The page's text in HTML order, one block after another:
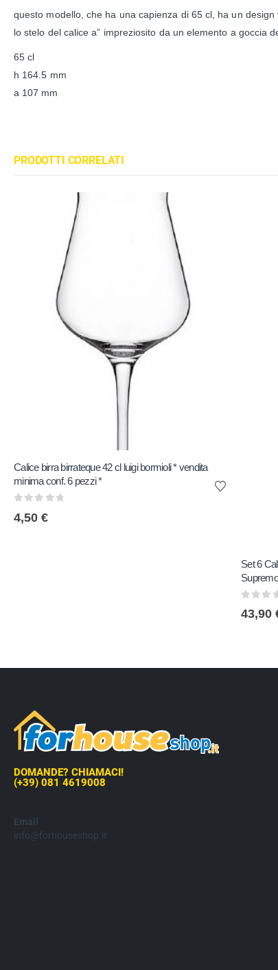
questo modello, che ha una capienza di 65 cl, ha un
lo stelo del calice a” impreziosito da un elemento a goccia
65 cl
h 164.5 mm
a 107 mm
PRODOTTI CORRELATI
Calice birra birrateque 42 cl luigi bormioli * vendita
minima conf. 6 pezzi *
4,50 €
Set 6
43,90
DOMANDE? CHIAMACI!
(+39) 081 4619008
Email
info@forhouseshop.it